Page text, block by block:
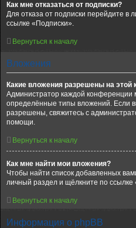
Как мне отказаться от подписки?
Для отказа от подписки перейдите в
ссылке «Подписки».
Вернуться к началу
Вложения
Какие вложения разрешены на этой
Администратор каждой конференции
определённые типы вложений. Если
разрешены, свяжитесь с
помощи.
Вернуться к началу
Как мне найти мои вложения?
Чтобы найти список добавленных
личный раздел и щёлкните по
Вернуться к началу
Информация о phpBB